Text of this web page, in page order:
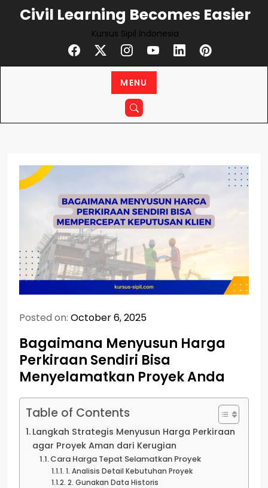
Civil Learning Becomes Easier
Kursus Sipil Indonesia
MENU
Posted on: October 6, 2025
Bagaimana Menyusun Harga
Perkiraan Sendiri Bisa
Menyelamatkan Proyek Anda
Table of Contents
Langkah Strategis Menyusun Harga Perkiraan
agar Proyek Aman dari Kerugian
Cara Harga Tepat Selamatkan Proyek
1. Analisis Detail Kebutuhan Proyek
2. Gunakan Data Historis